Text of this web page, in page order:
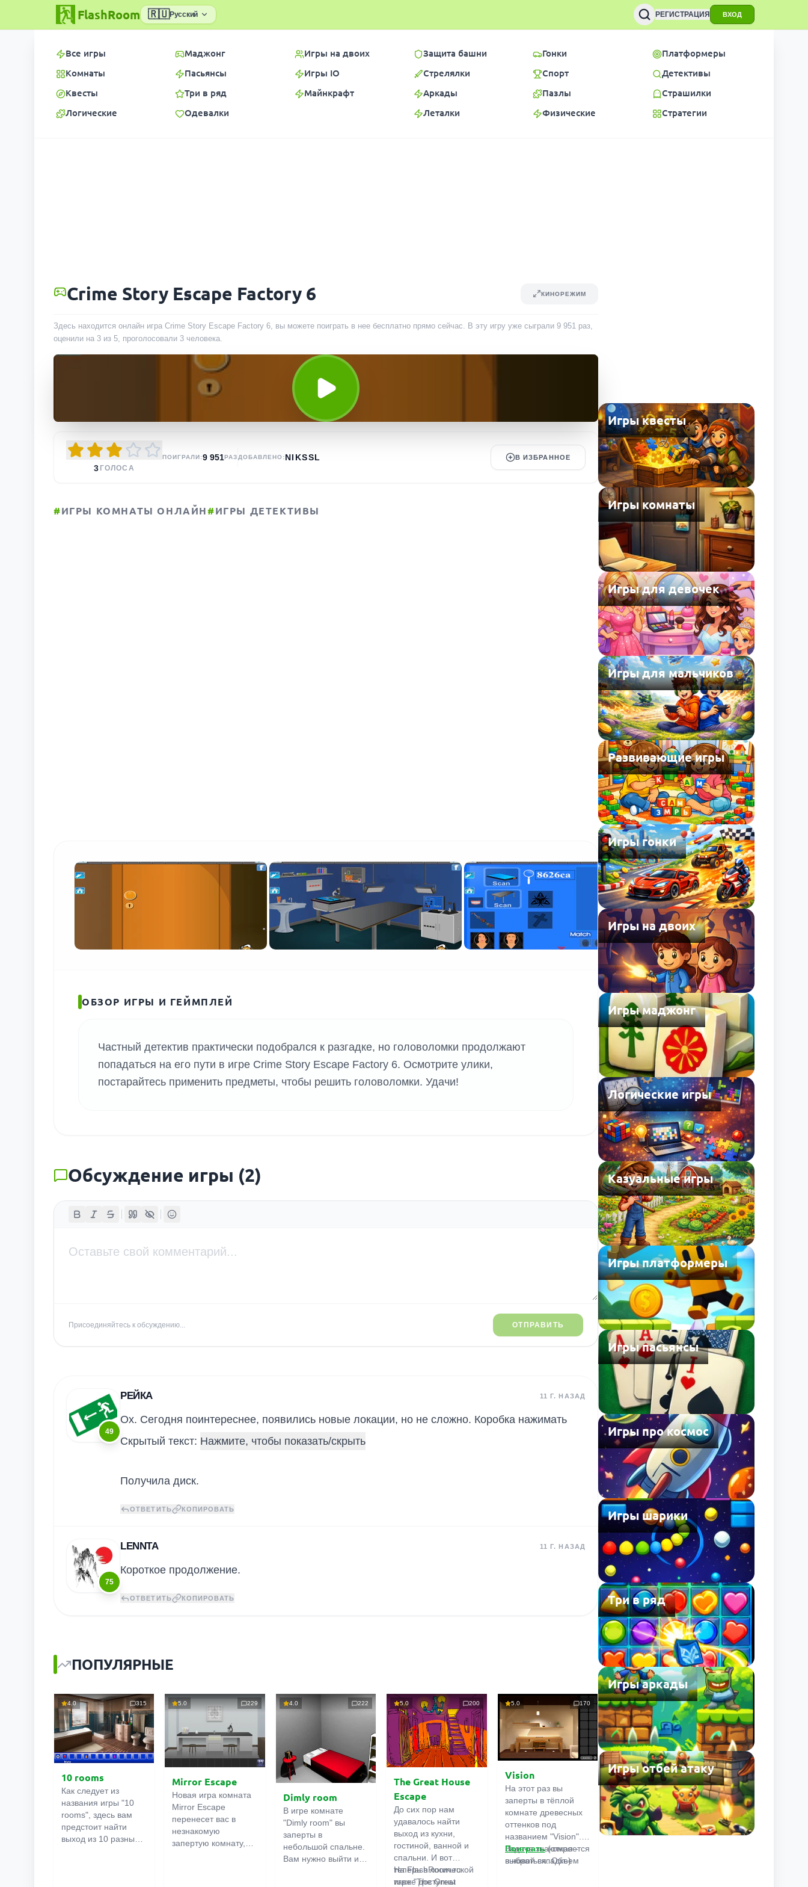
FlashRoom 🇷🇺Русский РЕГИСТРАЦИЯ ВХОД
Все игры
Комнаты
Квесты
Логические
Маджонг
Пасьянсы
Три в ряд
Одевалки
Игры на двоих
Игры IO
Майнкрафт
Защита башни
Стрелялки
Аркады
Леталки
Гонки
Спорт
Пазлы
Физические
Платформеры
Детективы
Страшилки
Стратегии
Crime Story Escape Factory 6 КИНОРЕЖИМ
Здесь находится онлайн игра Crime Story Escape Factory 6, вы можете поиграть в нее бесплатно прямо сейчас. В эту игру уже сыграли 9 951 раз,
оценили на 3 из 5, проголосовали 3 человека.
3 ГОЛОСА
ПОИГРАЛИ:9 951РАЗ ДОБАВЛЕНО:NIKSSL В ИЗБРАННОЕ
#ИГРЫ КОМНАТЫ ОНЛАЙН#ИГРЫ ДЕТЕКТИВЫ
ОБЗОР ИГРЫ И ГЕЙМПЛЕЙ
Частный детектив практически подобрался к разгадке, но головоломки продолжают
попадаться на его пути в игре Crime Story Escape Factory 6. Осмотрите улики,
постарайтесь применить предметы, чтобы решить головоломки. Удачи!
Обсуждение игры (2)
Присоединяйтесь к обсуждению... ОТПРАВИТЬ
49
РЕЙКА 11 Г. НАЗАД
Ох. Сегодня поинтереснее, появились новые локации, но не сложно. Коробка нажимать
Скрытый текст:
Получила диск.
ОТВЕТИТЬ КОПИРОВАТЬ
75
LENNTA 11 Г. НАЗАД
Короткое продолжение.
ОТВЕТИТЬ КОПИРОВАТЬ
ПОПУЛЯРНЫЕ
4.0 315
10 rooms
Как следует из
названия игры "10
rooms", здесь вам
предстоит найти
выход из 10 разных
5.0 229
Mirror Escape
Новая игра комната
Mirror Escape
перенесет вас в
незнакомую
запертую комнату,
4.0 222
Dimly room
В игре комнате
"Dimly room" вы
заперты в
небольшой спальне.
Вам нужно выйти из
5.0 200
The Great House
Escape
До сих пор нам
удавалось найти
выход из кухни,
гостиной, ванной и
спальни. И вот
теперь в логической
игре "The Great
На FlashRoom.ru
также доступны
5.0 170
Vision
На этот раз вы
заперты в тёплой
комнате древесных
оттенков под
названием "Vision".
Задача знакомая -
выбраться. Объем
Поиграть(откроется
в новой вкладке)
Игры квесты
Игры комнаты
Игры для девочек
Игры для мальчиков
Развивающие игры
Игры гонки
Игры на двоих
Игры маджонг
Логические игры
Казуальные игры
Игры платформеры
Игры пасьянсы
Игры про космос
Игры шарики
Три в ряд
Игры аркады
Игры отбей атаку